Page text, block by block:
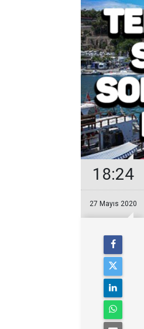
18:24
27 Mayıs 2020